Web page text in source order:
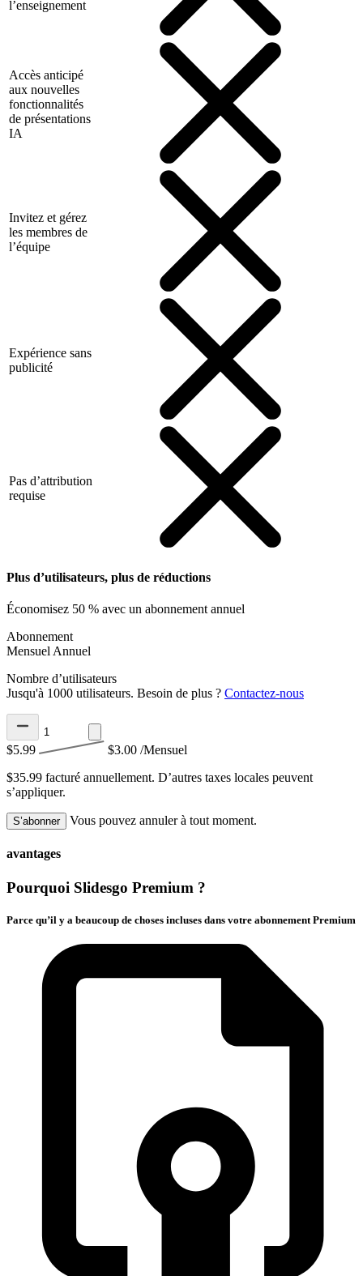
l’enseignement
Accès anticipé
aux nouvelles
fonctionnalités
de présentations
IA
Invitez et gérez
les membres de
l’équipe
Expérience sans
publicité
Pas d’attribution
requise
Plus d’utilisateurs, plus de réductions
Économisez 50 % avec un abonnement annuel
Abonnement
Mensuel Annuel
Nombre d’utilisateurs
Jusqu'à 1000 utilisateurs. Besoin de plus ? Contactez-nous
$5.99 $3.00 /Mensuel
$35.99 facturé annuellement. D’autres taxes locales peuvent
s’appliquer.
S’abonner Vous pouvez annuler à tout moment.
avantages
Pourquoi Slidesgo Premium ?
Parce qu’il y a beaucoup de choses incluses dans votre abonnement Premium